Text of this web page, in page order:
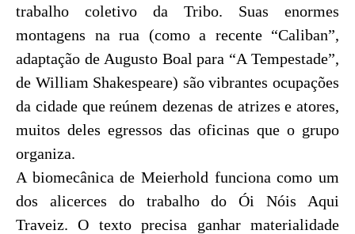
trabalho coletivo da Tribo. Suas enormes
montagens na rua (como a recente “Caliban”,
adaptação de Augusto Boal para “A Tempestade”,
de William Shakespeare) são vibrantes ocupações
da cidade que reúnem dezenas de atrizes e atores,
muitos deles egressos das oficinas que o grupo
organiza.
A biomecânica de Meierhold funciona como um
dos alicerces do trabalho do Ói Nóis Aqui
Traveiz. O texto precisa ganhar materialidade